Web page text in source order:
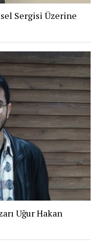
Sergisi Üzerine
Uğur Hakan